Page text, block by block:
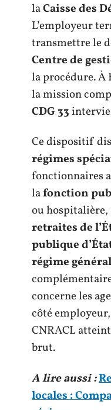
laCaisse des
L’employeur
transmettre le
Centre de
la procédure. À
la mission
CDG 33
Ce dispositif
régimes
fonctionnaires
lafonction
ou hospitalière,
retraites de
publique
régime général
concerne les
côté
CNRACL
brut.
A lire aussi :
locales :